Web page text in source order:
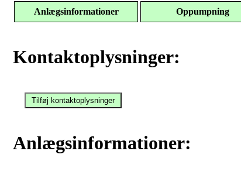
Anlægsinformationer Oppumpning
Kontaktoplysninger:
Anlægsinformationer: